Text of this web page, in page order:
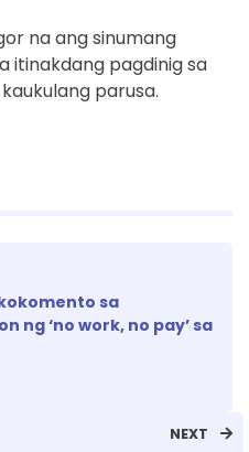
na ang sinumang
itinakdang pagdinig sa
parusa.
sa
ng ‘no work, no pay’ sa
NEXT